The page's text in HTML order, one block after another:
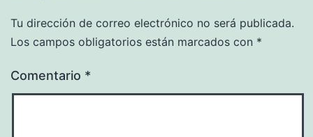
Tu dirección de correo electrónico no será publicada.
Los campos obligatorios están marcados con *
Comentario *